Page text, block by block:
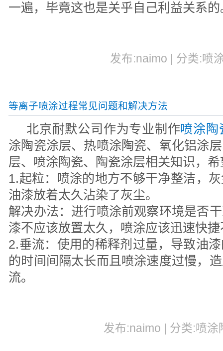
一遍，毕竟这也是关乎自己利益关系的
发布:naimo | 分类:喷
等离子喷涂过程常见问题和解决方法
北京耐默公司作为专业制作喷涂陶
涂陶瓷涂层、热喷涂陶瓷、氧化铝涂
层、喷涂陶瓷、陶瓷涂层相关知识，
1.起粒：喷涂的地方不够干净整洁，
油漆放着太久沾染了灰尘。
解决办法：进行喷涂前观察环境是否
漆不应该放置太久，喷涂应该迅速快
2.垂流：使用的稀释剂过量，导致油
的时间间隔太长而且喷涂速度过慢，
流。
发布:naimo | 分类:喷